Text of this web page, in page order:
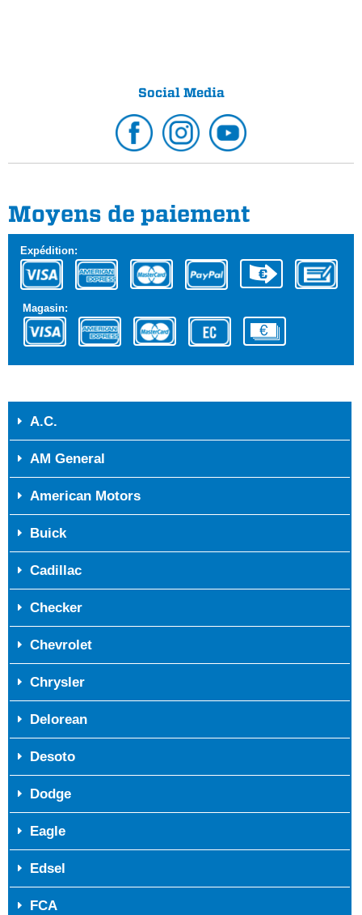
Social Media
Moyens de paiement
Expédition:
Magasin:
A.C.
AM General
American Motors
Buick
Cadillac
Checker
Chevrolet
Chrysler
Delorean
Desoto
Dodge
Eagle
Edsel
FCA